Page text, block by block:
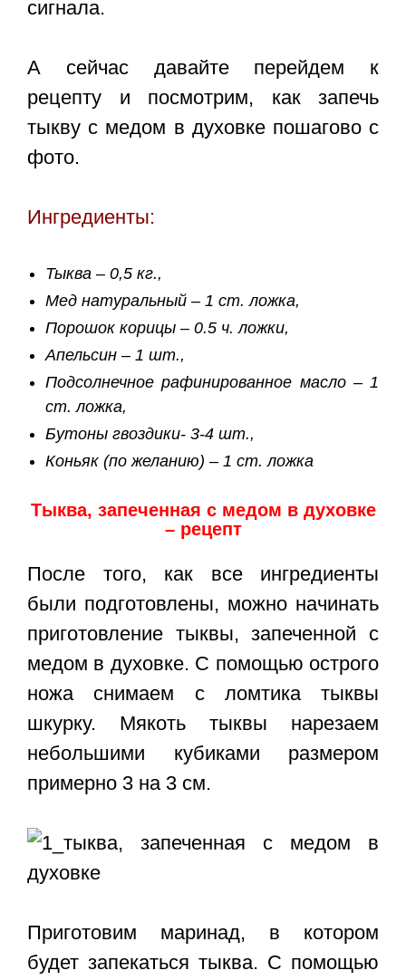
сигнала.
А сейчас давайте перейдем к
рецепту и посмотрим, как запечь
тыкву с медом в духовке пошагово с
фото.
Ингредиенты:
Тыква – 0,5 кг.,
Мед натуральный – 1 ст. ложка,
Порошок корицы – 0.5 ч. ложки,
Апельсин – 1 шт.,
Подсолнечное рафинированное масло – 1
ст. ложка,
Бутоны гвоздики- 3-4 шт.,
Коньяк (по желанию) – 1 ст. ложка
Тыква, запеченная с медом в духовке
– рецепт
После того, как все ингредиенты
были подготовлены, можно начинать
приготовление тыквы, запеченной с
медом в духовке. С помощью острого
ножа снимаем с ломтика тыквы
шкурку. Мякоть тыквы нарезаем
небольшими кубиками размером
примерно 3 на 3 см.
Приготовим маринад, в котором
будет запекаться тыква. С помощью